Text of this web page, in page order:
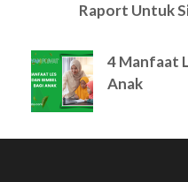
Raport Untuk
4 Manfaat
Anak